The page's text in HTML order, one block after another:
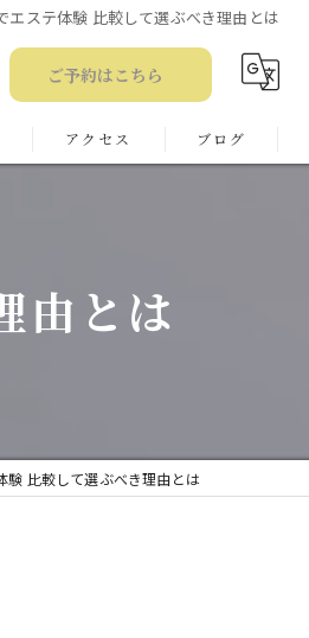
エステ体験 比較して選ぶべき理由とは
ご予約はこちら
アクセス ブログ
由とは
験 比較して選ぶべき理由とは